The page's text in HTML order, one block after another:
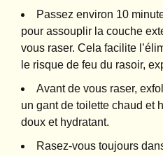
Passez environ 10
pour assouplir la couche
vous raser. Cela facilite
le risque de feu du rasoir,
Avant de vous raser,
un gant de toilette chaud et
doux et hydratant.
Rasez-vous toujours